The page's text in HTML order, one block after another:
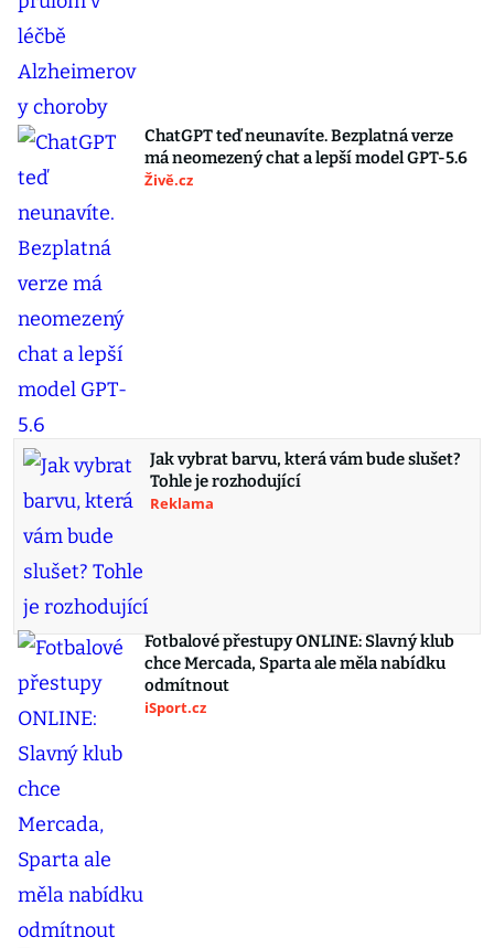
ChatGPT teď neunavíte. Bezplatná verze
má neomezený chat a lepší model GPT-5.6
Živě.cz
Jak vybrat barvu, která vám bude slušet?
Tohle je rozhodující
Reklama
Fotbalové přestupy ONLINE: Slavný klub
chce Mercada, Sparta ale měla nabídku
odmítnout
iSport.cz